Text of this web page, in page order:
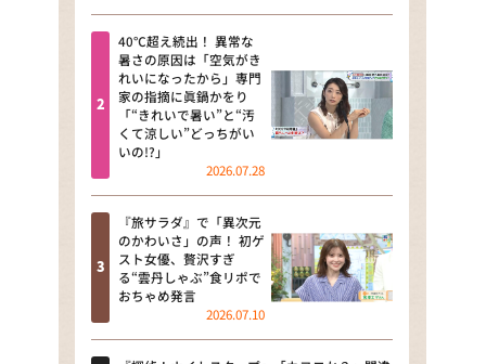
探偵！ナイトスクープ
news おかえり
河合＆A.B.C-Z塚田×福井アナ
「なんでやねん！？」（news お
かえり）
DAIGOも台所 ～きょうの献立 何
にする？～
本日はダイアンなり！シーズン２
朝だ！生です旅サラダ
教えて！ニュースライブ 正義の
ミカタ
40℃超え続出！ 異常な
暑さの原因は「空気がき
れいになったから」専門
家の指摘に眞鍋かをり
「“きれいで暑い”と“汚
くて涼しい”どっちがい
いの!?」
2026.07.28
『旅サラダ』で「異次元
のかわいさ」の声！ 初ゲ
スト女優、贅沢すぎ
る“雲丹しゃぶ”食リポで
おちゃめ発言
2026.07.10